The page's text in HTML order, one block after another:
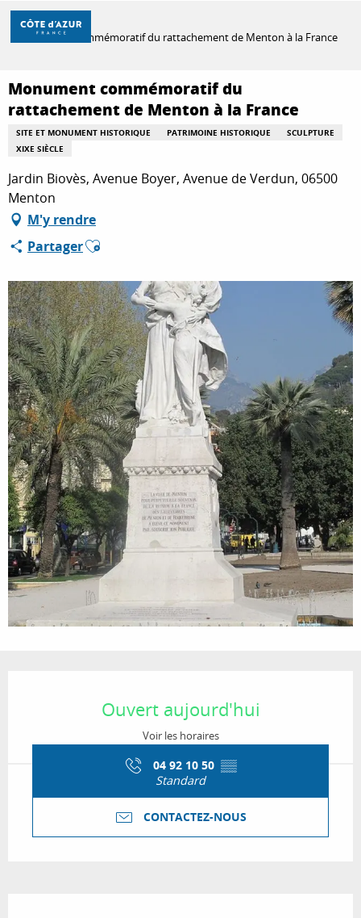
Aller
contenu
DÉCOUVRIR
À FAIRE
SÉJOURNER
Accueil
Monument commémoratif du rattachement de Menton à la France
Monument commémoratif du
rattachement de Menton à la France
SITE ET MONUMENT HISTORIQUE PATRIMOINE HISTORIQUE
SCULPTURE
XIXE SIÈCLE
Jardin Biovès, Avenue Boyer, Avenue de Verdun, 06500
Menton
M'y rendre
PartagerAjouter aux favoris
Ouvert aujourd'hui
Voir les horaires
04 92 10 50 ▒▒
Standard
CONTACTEZ-NOUS